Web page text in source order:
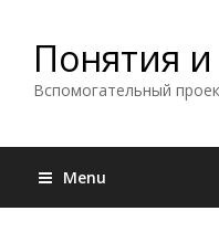
Понятия
Вспомогательный
Menu